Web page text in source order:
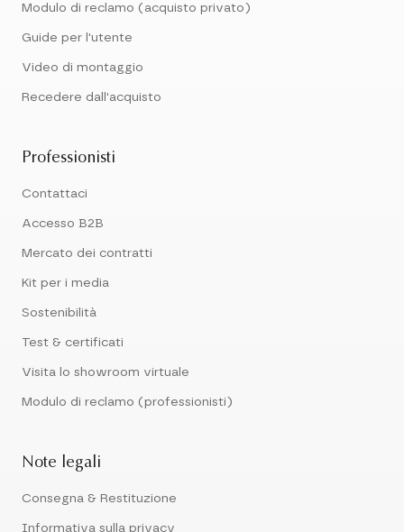
Modulo di reclamo (acquisto privato)
Guide per l'utente
Video di montaggio
Recedere dall'acquisto
Professionisti
Contattaci
Accesso B2B
Mercato dei contratti
Kit per i media
Sostenibilità
Test & certificati
Visita lo showroom virtuale
Modulo di reclamo (professionisti)
Note legali
Consegna & Restituzione
Informativa sulla privacy